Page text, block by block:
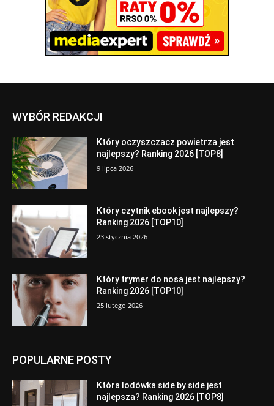
WYBÓR REDAKCJI
Który oczyszczacz powietrza jest
najlepszy? Ranking 2026 [TOP8]
9 lipca 2026
Który czytnik ebook jest najlepszy?
Ranking 2026 [TOP10]
23 stycznia 2026
Który trymer do nosa jest najlepszy?
Ranking 2026 [TOP10]
25 lutego 2026
POPULARNE POSTY
Która lodówka side by side jest
najlepsza? Ranking 2026 [TOP8]